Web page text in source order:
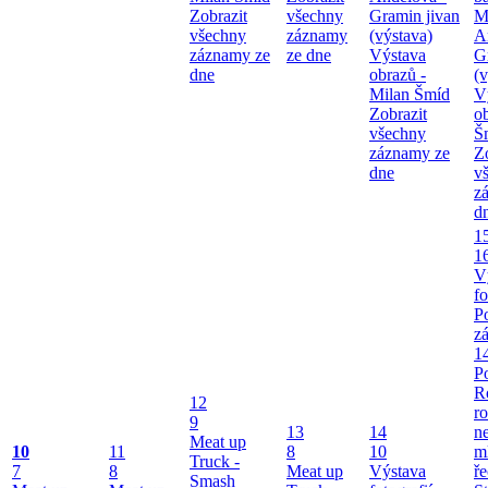
Zobrazit
všechny
záznamy ze
dne
všechny
záznamy
ze dne
Gramin jivan
(výstava)
Výstava
obrazů -
Milan Šmíd
Zobrazit
všechny
záznamy ze
dne
10
7
11
8
12
9
Meat up
Truck -
Smash
13
8
Meat up
14
10
Výstava